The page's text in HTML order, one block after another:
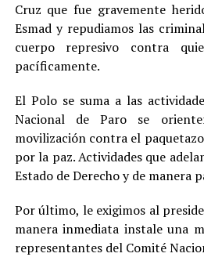
Cruz que fue gravemente
Esmad y repudiamos las
cuerpo represivo contra
pacíficamente.
El Polo se suma a las
Nacional de Paro se
movilización contra el
por la paz. Actividades que
Estado de Derecho y de manera
Por último, le exigimos al
manera inmediata instale una
representantes del Comité